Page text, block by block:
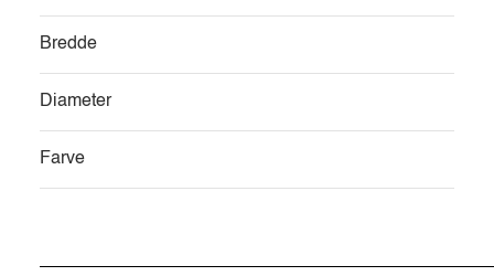
Bredde
Diameter
Farve